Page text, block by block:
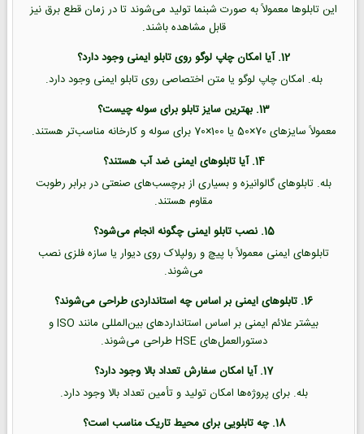
این تابلوها معمولاً به صورت شبنما تولید می‌شوند تا در زمان قطع برق نیز
قابل مشاهده باشند.
12. آیا امکان چاپ لوگو روی تابلو ایمنی وجود دارد؟
بله. امکان چاپ لوگو یا متن اختصاصی روی تابلو ایمنی وجود دارد.
13. بهترین سایز تابلو برای سوله چیست؟
معمولاً سایزهای 70×50 یا 100×70 برای سوله و کارخانه مناسب‌تر هستند.
14. آیا تابلوهای ایمنی ضد آب هستند؟
بله. تابلوهای گالوانیزه و بسیاری از برچسب‌های صنعتی در برابر رطوبت
مقاوم هستند.
15. نصب تابلو ایمنی چگونه انجام می‌شود؟
تابلوهای ایمنی معمولاً با پیچ و رولپلاک روی دیوار یا سازه فلزی نصب
می‌شوند.
16. تابلوهای ایمنی بر اساس چه استانداردی طراحی می‌شوند؟
بیشتر علائم ایمنی بر اساس استانداردهای بین‌المللی مانند ISO و
دستورالعمل‌های HSE طراحی می‌شوند.
17. آیا امکان سفارش تعداد بالا وجود دارد؟
بله. برای پروژه‌ها امکان تولید و تأمین تعداد بالا وجود دارد.
18. چه تابلویی برای محیط تاریک مناسب است؟